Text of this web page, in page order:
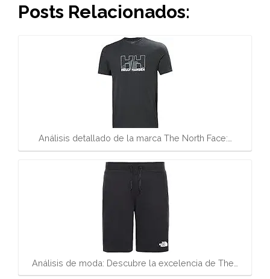
Posts Relacionados:
Análisis detallado de la marca The North Face:…
Análisis de moda: Descubre la excelencia de The…